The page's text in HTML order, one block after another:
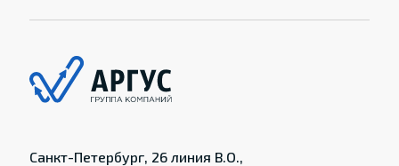
Санкт-Петербург, 26 линия В.О.,